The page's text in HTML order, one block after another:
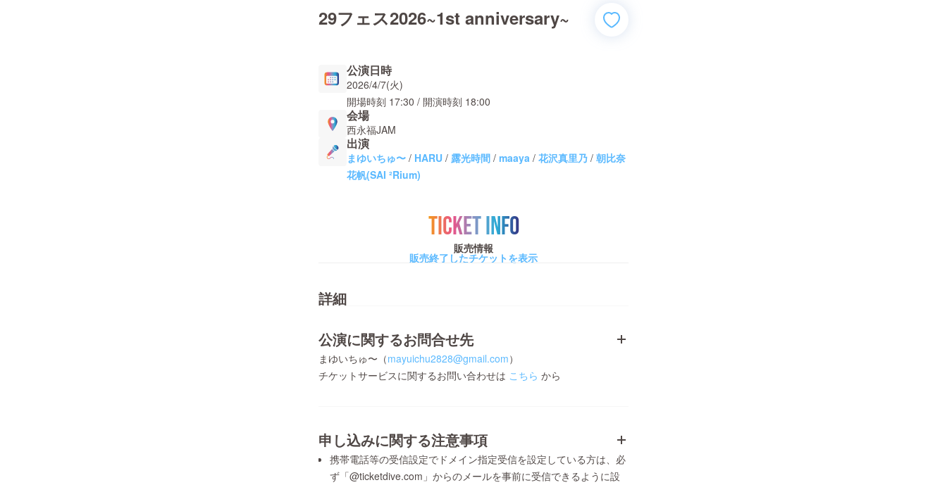
29フェス2026~1st anniversary~
公演日時
2026/4/7(火)
開場時刻 17:30 / 開演時刻 18:00
会場
西永福JAM
出演
まゆいちゅ〜 / HARU / 露光時間 / maaya / 花沢真里乃 / 朝比奈
花帆(SAI ²Rium)
TICKET INFO
販売情報
販売終了したチケットを表示
詳細
公演に関するお問合せ先
まゆいちゅ〜（mayuichu2828@gmail.com）
チケットサービスに関するお問い合わせは こちら から
申し込みに関する注意事項
携帯電話等の受信設定でドメイン指定受信を設定している方は、必
ず「@ticketdive.com」からのメールを事前に受信できるように設